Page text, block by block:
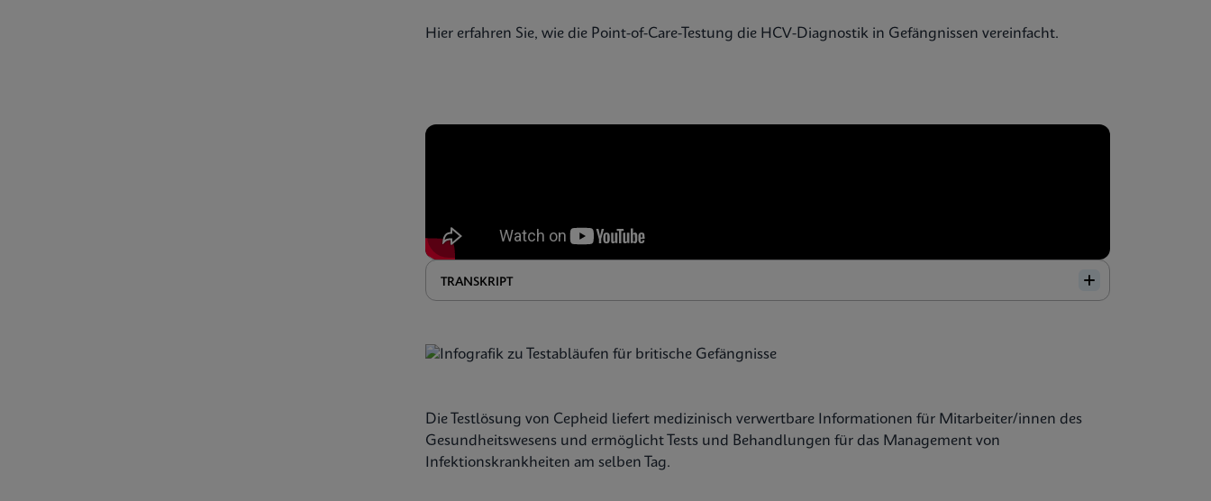
Hier erfahren Sie, wie die Point-of-Care-Testung die HCV-Diagnostik in Gefängnissen vereinfacht.
TRANSKRIPT
Die Testlösung von Cepheid liefert medizinisch verwertbare Informationen für Mitarbeiter/innen des
Gesundheitswesens und ermöglicht Tests und Behandlungen für das Management von
Infektionskrankheiten am selben Tag.